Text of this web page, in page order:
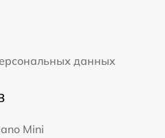
данных
Mini